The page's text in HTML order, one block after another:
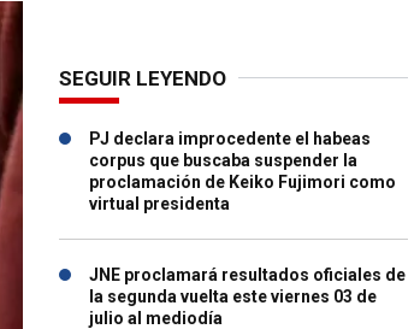
SEGUIR LEYENDO
PJ declara improcedente el habeas
corpus que buscaba suspender la
proclamación de Keiko Fujimori como
virtual presidenta
JNE proclamará resultados oficiales de
la segunda vuelta este viernes 03 de
julio al mediodía